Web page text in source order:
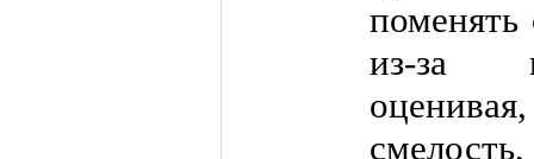
поменять
из-за
смелость,